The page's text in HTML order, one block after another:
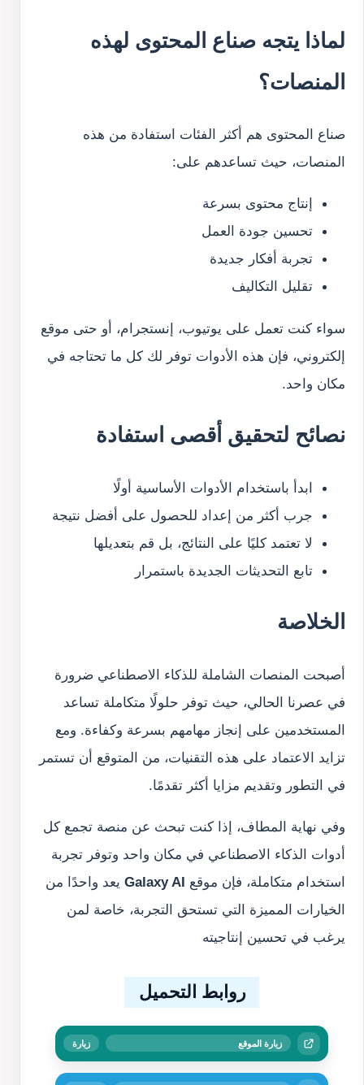
لماذا يتجه صناع المحتوى لهذه
المنصات؟
صناع المحتوى هم أكثر الفئات استفادة من هذه
المنصات، حيث تساعدهم على:
إنتاج محتوى بسرعة
تحسين جودة العمل
تجربة أفكار جديدة
تقليل التكاليف
سواء كنت تعمل على يوتيوب، إنستجرام، أو حتى موقع
إلكتروني، فإن هذه الأدوات توفر لك كل ما تحتاجه في
مكان واحد.
نصائح لتحقيق أقصى استفادة
ابدأ باستخدام الأدوات الأساسية أولًا
جرب أكثر من إعداد للحصول على أفضل نتيجة
لا تعتمد كليًا على النتائج، بل قم بتعديلها
تابع التحديثات الجديدة باستمرار
الخلاصة
أصبحت المنصات الشاملة للذكاء الاصطناعي ضرورة
في عصرنا الحالي، حيث توفر حلولًا متكاملة تساعد
المستخدمين على إنجاز مهامهم بسرعة وكفاءة. ومع
تزايد الاعتماد على هذه التقنيات، من المتوقع أن تستمر
في التطور وتقديم مزايا أكثر تقدمًا.
وفي نهاية المطاف، إذا كنت تبحث عن منصة تجمع كل
أدوات الذكاء الاصطناعي في مكان واحد وتوفر تجربة
استخدام متكاملة، فإن موقع Galaxy AIيعد واحدًا من
الخيارات المميزة التي تستحق التجربة، خاصة لمن
يرغب في تحسين إنتاجيته
روابط التحميل
زيارة الموقع زيارة